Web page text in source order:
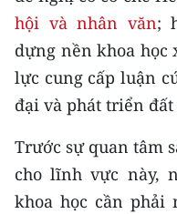
KIỂM CHỨNG THÔNG
TRI THỨC CHUYÊN
54 DÂN TỘC VIỆT NAM
CHƯƠNG TRÌNH OCOP
MỘT SẢN PHẨM
hội và nhân văn;
dựng nền khoa học
lực cung cấp luận
đại và phát triển
Trước sự quan tâm
cho lĩnh vực này,
khoa học cần phải